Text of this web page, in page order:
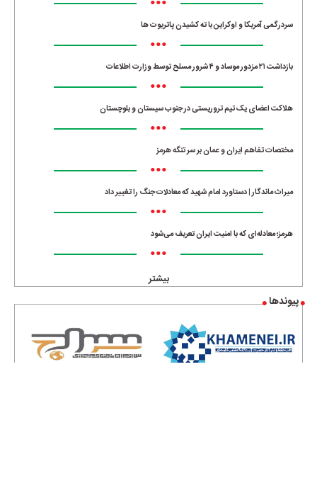
سردرگمی آمریکا و اوکراین با ته کشیدن پاتریوت ها
•••
بازداشت ۲۱ مزدور موساد و ۴ شرور مسلح توسط وزارت اطلاعات
•••
هلاکت اعضای یک تیم تروریستی در جنوب سیستان و بلوچستان
•••
مختصات تفاهم ایران و عمان بر سر تنگه هرمز
•••
میراث ماندگار | دستاورد امام شهید که معادلات جنگ را تغییر داد
•••
هرمز؛ معادله‌ای که با امنیت ایران تعریف می‌شود
•••
بیشتر
پیوندها